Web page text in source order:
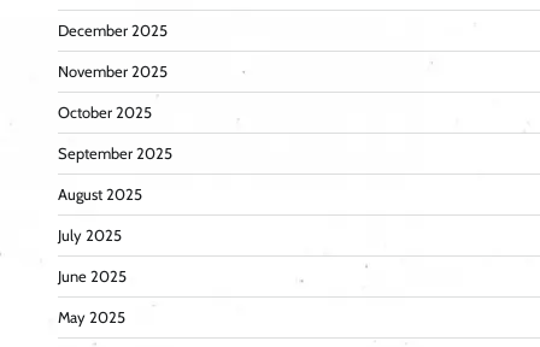
December 2025
November 2025
October 2025
September 2025
August 2025
July 2025
June 2025
May 2025